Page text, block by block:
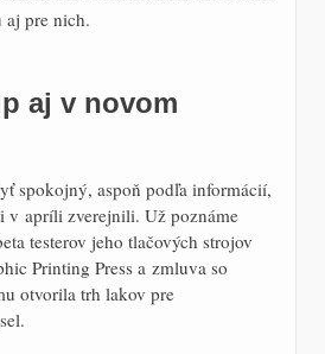
aj pre nich.
aj v novom
spokojný, aspoň podľa informácií,
v apríli zverejnili. Už poznáme
testerov jeho tlačových strojov
Printing Press a zmluva so
otvorila trh lakov pre